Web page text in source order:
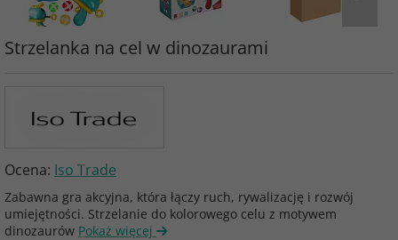
Strzelanka na cel w dinozaurami
Ocena: Iso Trade
Zabawna gra akcyjna, która łączy ruch, rywalizację i rozwój
umiejętności. Strzelanie do kolorowego celu z motywem
dinozaurów Pokaż więcej